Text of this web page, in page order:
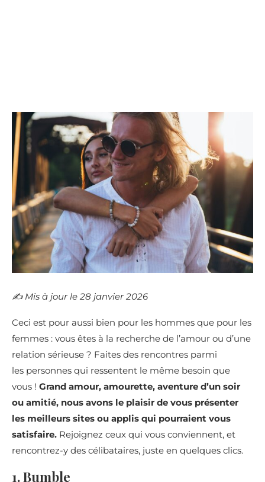
✍️​ Mis à jour le 28 janvier 2026
Ceci est pour aussi bien pour les hommes que pour les
femmes : vous êtes à la recherche de l’amour ou d’une
relation sérieuse ? Faites des rencontres parmi
les personnes qui ressentent le même besoin que
vous ! Grand amour, amourette, aventure d’un soir
ou amitié, nous avons le plaisir de vous présenter
les meilleurs sites ou applis qui pourraient vous
satisfaire. Rejoignez ceux qui vous conviennent, et
rencontrez-y des célibataires, juste en quelques clics.
1. Bumble